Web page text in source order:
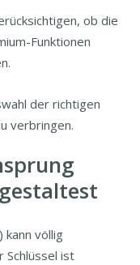
ob die
Funktionen
der richtigen
verbringen.
kann völlig
Schlüssel ist